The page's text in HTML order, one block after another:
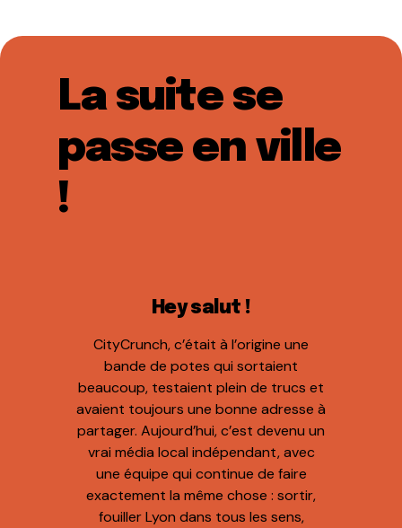
La suite se
passe en ville
!
Hey salut !
CityCrunch, c’était à l’origine une
bande de potes qui sortaient
beaucoup, testaient plein de trucs et
avaient toujours une bonne adresse à
partager. Aujourd’hui, c’est devenu un
vrai média local indépendant, avec
une équipe qui continue de faire
exactement la même chose : sortir,
fouiller Lyon dans tous les sens,